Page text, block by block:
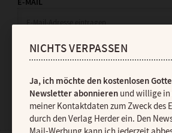
NICHTS VERPASSEN
Ja, ich möchte den kostenlosen
Newsletter abonnierenund willige in
meiner Kontaktdaten zum Zweck des
durch den Verlag Herder ein. Den